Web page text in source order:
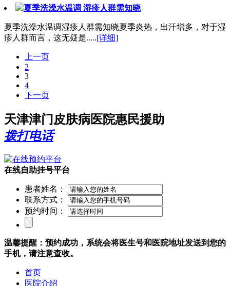
夏季洗澡水温调 湿疹人群需知晓
夏季洗澡水温调湿疹人群需知晓夏季炎热，出汗增多，对于湿
疹人群而言，这无疑是.....[详细]
上一页
2
3
4
下一页
天津津门皮肤病医院惠民援助
拨打电话
在线自助挂号平台
患者姓名：
联系方式：
预约时间：
温馨提醒：预约成功，系统会将医生号和医院地址发送到您的
手机，请注意查收。
首页
医院介绍